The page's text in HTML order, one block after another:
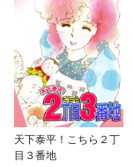
天下泰平！こちら２丁
目３番地